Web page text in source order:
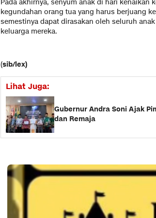
Pada akhirnya, senyum anak di hari kenaikan
kegundahan orang tua yang harus berjuang
semestinya dapat dirasakan oleh seluruh
keluarga mereka.
(sib/lex)
Lihat Juga:
Gubernur Andra Soni Ajak
dan Remaja